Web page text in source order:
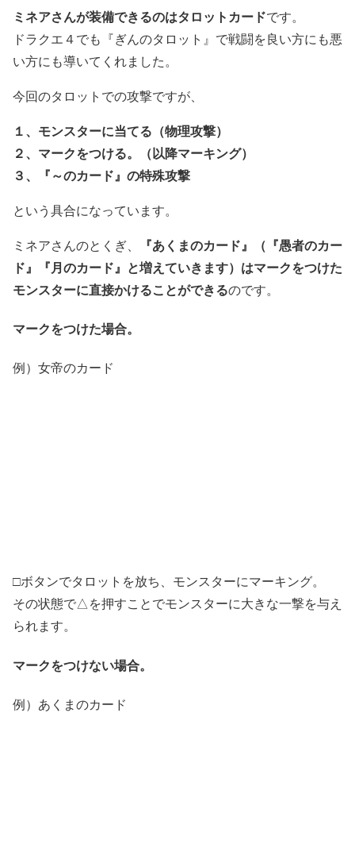
ミネアさんが装備できるのはタロットカードです。
ドラクエ４でも『ぎんのタロット』で戦闘を良い方にも悪
い方にも導いてくれました。
今回のタロットでの攻撃ですが、
１、モンスターに当てる（物理攻撃）
２、マークをつける。（以降マーキング）
３、『～のカード』の特殊攻撃
という具合になっています。
ミネアさんのとくぎ、
『あくまのカード』（『愚者のカー
ド』『月のカード』と増えていきます）はマークをつけた
モンスターに直接かけることができるのです。
マークをつけた場合。
例）女帝のカード
□ボタンでタロットを放ち、モンスターにマーキング。
その状態で△を押すことでモンスターに大きな一撃を与え
られます。
マークをつけない場合。
例）あくまのカード